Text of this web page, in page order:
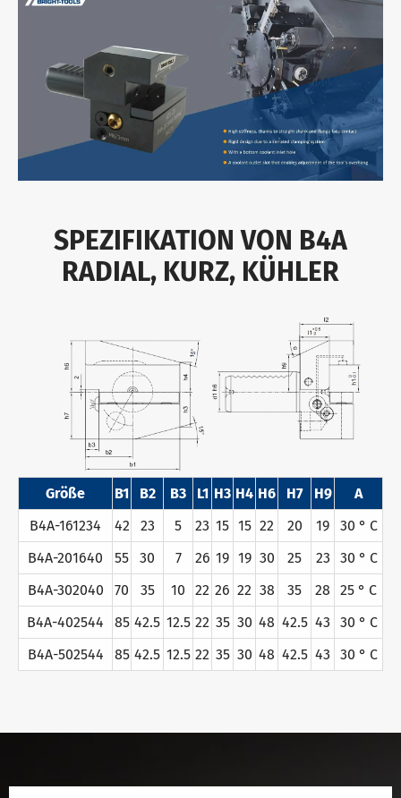
SPEZIFIKATION VON B4A
RADIAL, KURZ, KÜHLER
Größe B1 B2 B3 L1 H3 H4 H6 H7 H9
Α
B4A-161234
42 23 5 23 15 15 22 20 19
30 ° C
B4A-201640
55 30 7 26 19 19 30 25 23
30 ° C
B4A-302040
70 35 10 22 26 22 38 35 28
25 ° C
B4A-402544
85 42.5 12.5 22 35 30 48 42.5 43
30 ° C
B4A-502544
85 42.5 12.5 22 35 30 48 42.5 43 30 ° C